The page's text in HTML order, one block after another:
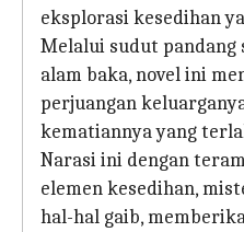
eksplorasi kesedihan
Melalui sudut pandang
alam baka, novel ini
perjuangan
kematiannya yang
Narasi ini dengan
elemen kesedihan,
hal-hal gaib,